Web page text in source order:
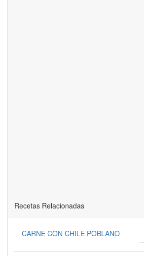
Recetas Relacionadas
CARNE CON CHILE POBLANO